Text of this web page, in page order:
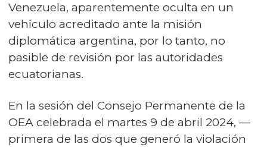
Venezuela, aparentemente oculta en un
vehículo acreditado ante la misión
diplomática argentina, por lo tanto, no
pasible de revisión por las autoridades
ecuatorianas.
En la sesión del Consejo Permanente de la
OEA celebrada el martes 9 de abril 2024, —
primera de las dos que generó la violación